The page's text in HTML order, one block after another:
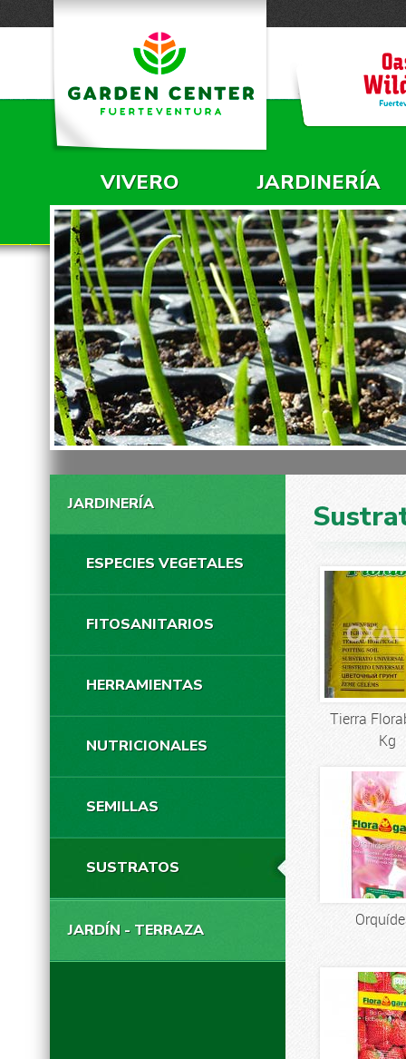
Tierra
Kg
MENÚ PRINCIPAL
VIVERO JARDINERÍA
JARDINERÍA
ESPECIES VEGETALES
FITOSANITARIOS
HERRAMIENTAS
NUTRICIONALES
SEMILLAS
SUSTRATOS
JARDÍN - TERRAZA